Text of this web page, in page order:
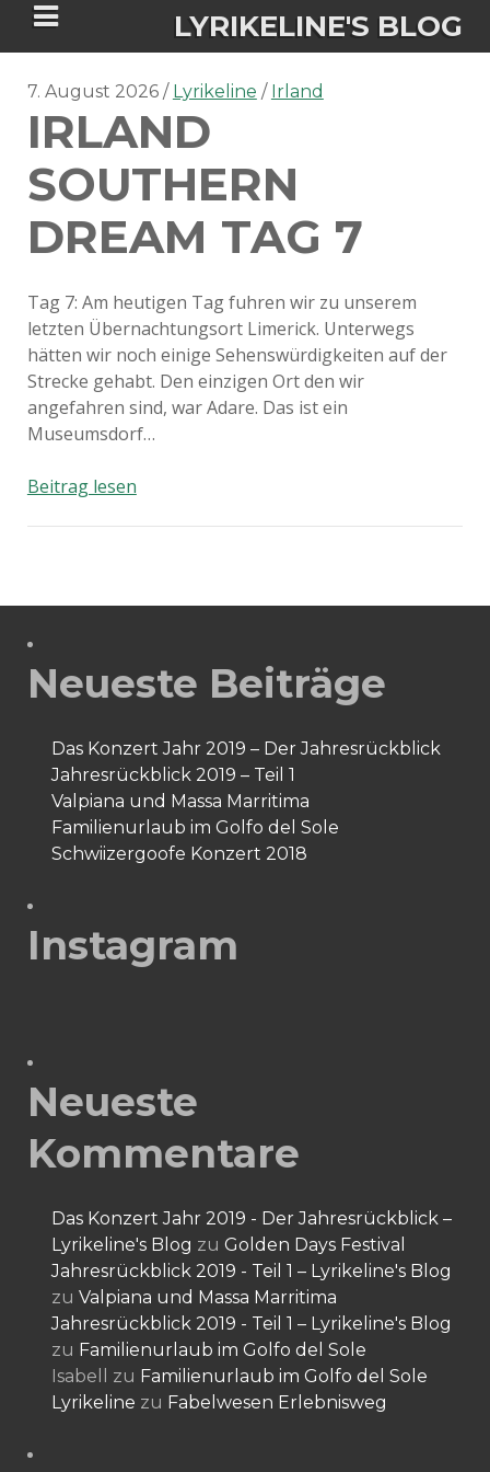
LYRIKELINE'S BLOG
Tania Morgan's Blog über alles, was
sie im Leben bewegt.
ÜBER DIE AUTORIN
IGASHO UND CHIMALIS KAYA
NIEMALS FÜR IMMER (ROMAN)
NIGHTMARES
BÜCHERSHOPS
DATENSCHUTZERKLÄRUNG
IMPRESSUM
7. August 2026 Lyrikeline Irland
IRLAND
SOUTHERN
DREAM TAG 7
Tag 7: Am heutigen Tag fuhren wir zu unserem
letzten Übernachtungsort Limerick. Unterwegs
hätten wir noch einige Sehenswürdigkeiten auf der
Strecke gehabt. Den einzigen Ort den wir
angefahren sind, war Adare. Das ist ein
Museumsdorf…
Beitrag lesenIrland
Neueste Beiträge
Das Konzert Jahr 2019 – Der Jahresrückblick
Jahresrückblick 2019 – Teil 1
Valpiana und Massa Marritima
Familienurlaub im Golfo del Sole
Schwiizergoofe Konzert 2018
Instagram
Neueste
Kommentare
Das Konzert Jahr 2019 - Der Jahresrückblick –
Lyrikeline's Blog zu Golden Days Festival
Jahresrückblick 2019 - Teil 1 – Lyrikeline's Blog
zu Valpiana und Massa Marritima
Jahresrückblick 2019 - Teil 1 – Lyrikeline's Blog
zu Familienurlaub im Golfo del Sole
Isabell
zu Familienurlaub im Golfo del Sole
Lyrikeline zu Fabelwesen Erlebnisweg